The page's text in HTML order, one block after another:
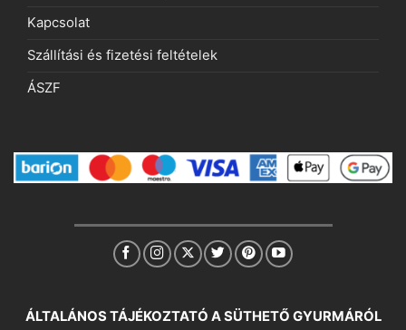
Kapcsolat
Szállítási és fizetési feltételek
ÁSZF
ÁLTALÁNOS TÁJÉKOZTATÓ A SÜTHETŐ GYURMÁRÓL